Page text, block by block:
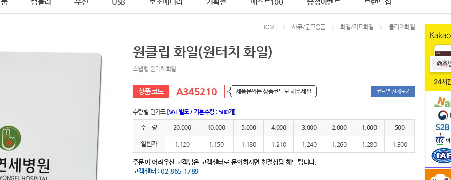
HOME 사무/문구용품 화일/지퍼화일 클리어화일
원클립 화일(원터치 화일)
스냅형 원터치회일
A345210 제품문의는 상품코드로 해주세요 코드별 전체보기
수량별 단가표 [VAT별도 / 기본수량 : 500개]
수 량 20,000 10,000 5,000 4,000 3,000 2,000 1,000 500
일반가 1,120 1,150 1,180 1,210 1,240 1,260 1,280 1,300
주문이 어려우신 고객님은 고객센터로 문의하시면 친절상담 해드립니다.
고객센터 : 02-865-1789